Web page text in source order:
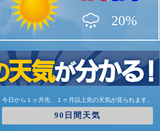
20%
今日から１ヶ月先、１ヶ月以上先の天気が見られます。
90日間天気